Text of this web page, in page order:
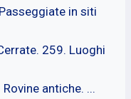
in siti
259. Luoghi
antiche. ...